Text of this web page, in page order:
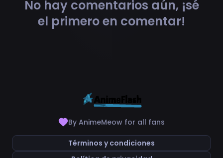
No hay comentarios aún, ¡sé
el primero en comentar!
By AnimeMeow for all fans
Términos y condiciones